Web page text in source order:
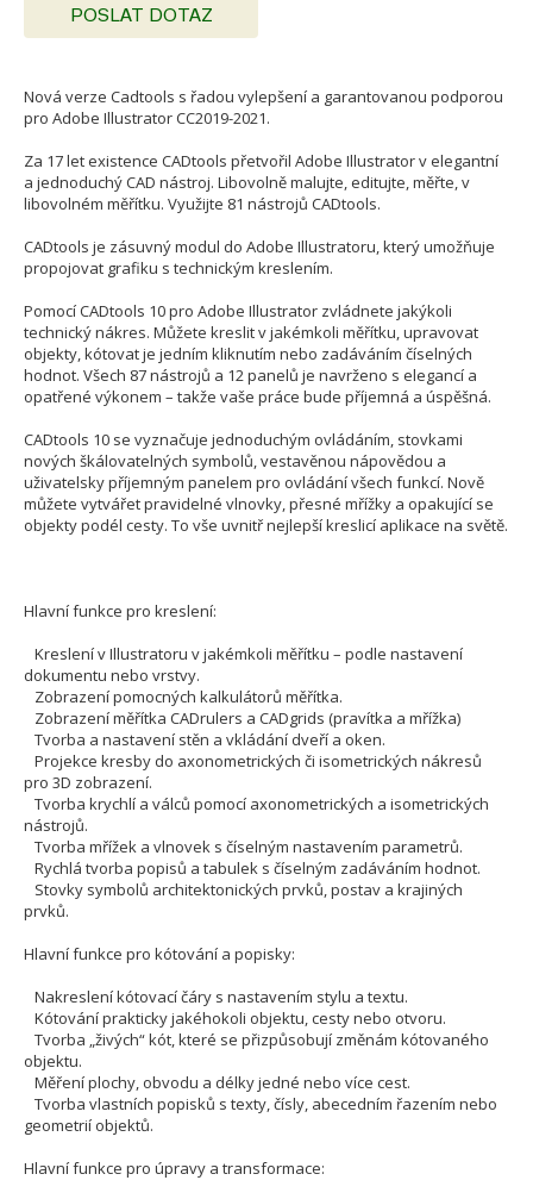
POSLAT DOTAZ
Nová verze Cadtools s řadou vylepšení a garantovanou podporou
pro Adobe Illustrator CC2019-2021.
Za 17 let existence CADtools přetvořil Adobe Illustrator v elegantní
a jednoduchý CAD nástroj. Libovolně malujte, editujte, měřte, v
libovolném měřítku. Využijte 81 nástrojů CADtools.
CADtools je zásuvný modul do Adobe Illustratoru, který umožňuje
propojovat grafiku s technickým kreslením.
Pomocí CADtools 10 pro Adobe Illustrator zvládnete jakýkoli
technický nákres. Můžete kreslit v jakémkoli měřítku, upravovat
objekty, kótovat je jedním kliknutím nebo zadáváním číselných
hodnot. Všech 87 nástrojů a 12 panelů je navrženo s elegancí a
opatřené výkonem – takže vaše práce bude příjemná a úspěšná.
CADtools 10 se vyznačuje jednoduchým ovládáním, stovkami
nových škálovatelných symbolů, vestavěnou nápovědou a
uživatelsky příjemným panelem pro ovládání všech funkcí. Nově
můžete vytvářet pravidelné vlnovky, přesné mřížky a opakující se
objekty podél cesty. To vše uvnitř nejlepší kreslicí aplikace na světě.
Hlavní funkce pro kreslení:
Kreslení v Illustratoru v jakémkoli měřítku – podle nastavení
dokumentu nebo vrstvy.
Zobrazení pomocných kalkulátorů měřítka.
Zobrazení měřítka CADrulers a CADgrids (pravítka a mřížka)
Tvorba a nastavení stěn a vkládání dveří a oken.
Projekce kresby do axonometrických či isometrických nákresů
pro 3D zobrazení.
Tvorba krychlí a válců pomocí axonometrických a isometrických
nástrojů.
Tvorba mřížek a vlnovek s číselným nastavením parametrů.
Rychlá tvorba popisů a tabulek s číselným zadáváním hodnot.
Stovky symbolů architektonických prvků, postav a krajiných
prvků.
Hlavní funkce pro kótování a popisky:
Nakreslení kótovací čáry s nastavením stylu a textu.
Kótování prakticky jakéhokoli objektu, cesty nebo otvoru.
Tvorba „živých“ kót, které se přizpůsobují změnám kótovaného
objektu.
Měření plochy, obvodu a délky jedné nebo více cest.
Tvorba vlastních popisků s texty, čísly, abecedním řazením nebo
geometrií objektů.
Hlavní funkce pro úpravy a transformace: